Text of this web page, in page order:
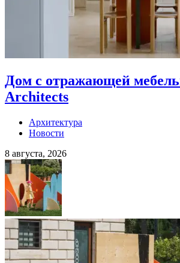
Дом с отражающей
Architects
Архитектура
Новости
8 августа, 2026